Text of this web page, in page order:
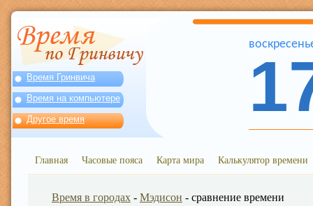
Время Гринвича
Время на компьютере
Другое время
Главная Часовые пояса Карта мира Калькулятор времени
Время в городах - Мэдисон - сравнение времени